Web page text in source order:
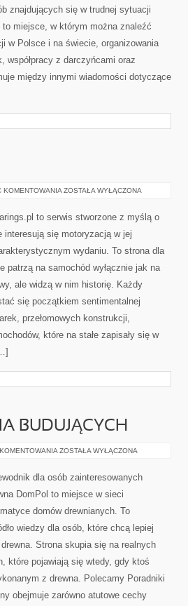
znajdujących się w trudnej sytuacji
miejsce, w którym można znaleźć
w Polsce i na świecie, organizowania
współpracy z darczyńcami oraz
między innymi wiadomości dotyczące
KOMENTOWANIA POLSKA
ZOSTAŁA WYŁĄCZONA
to serwis stworzone z myślą o
interesują się motoryzacją w jej
wydaniu. To strona dla
patrzą na samochód wyłącznie jak na
ale widzą w nim historię. Każdy
się początkiem sentimentalnej
przełomowych konstrukcji,
które na stałe zapisały się w
BUDUJĄCYCH
HISTORIE
BUDUJĄCYCH
ZOSTAŁA WYŁĄCZONA
dla osób zainteresowanych
DomPol to miejsce w sieci
domów drewnianych. To
wiedzy dla osób, które chcą lepiej
Strona skupia się na realnych
które pojawiają się wtedy, gdy ktoś
z drewna. Polecamy Poradniki
obejmuje zarówno atutowe cechy